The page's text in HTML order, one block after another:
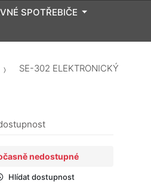
SPOTŘEBIČE
SE-302 ELEKTRONICKÝ
nedostupné
Hlídat dostupnost